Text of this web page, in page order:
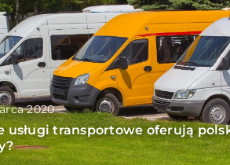
2020
usługi transportowe oferują